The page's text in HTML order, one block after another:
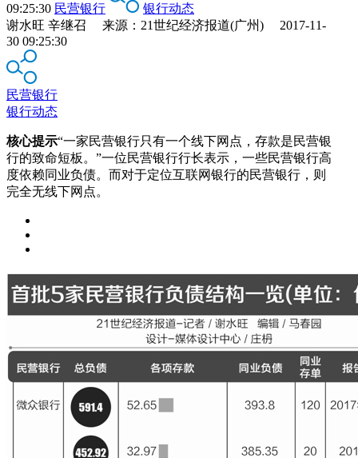
09:25:30 民营银行
银行动态
谢水旺 辛继召 来源：21世纪经济报道(广州) 2017-11-
30 09:25:30
民营银行
银行动态
核心提示“一家民营银行只有一个线下网点，存款是民营银
行的致命短板。”一位民营银行行长表示，一些民营银行高
度依赖同业负债。而对于定位互联网银行的民营银行，则
完全无线下网点。